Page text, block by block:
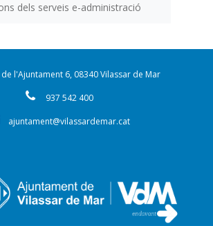
dels serveis e-administració
de l'Ajuntament 6, 08340 Vilassar de Mar
937 542 400
ajuntament@vilassardemar.cat